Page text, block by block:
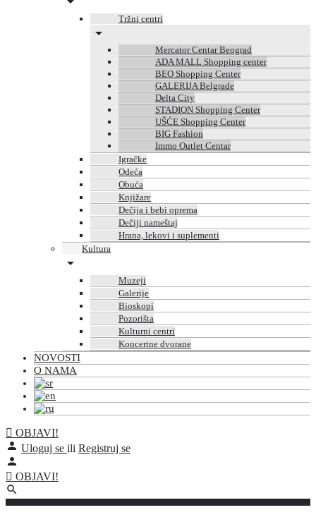
Tržni centri
Mercator Centar Beograd
ADA MALL Shopping center
BEO Shopping Center
GALERIJA Belgrade
Delta City
STADION Shopping Center
UŠĆE Shopping Center
BIG Fashion
Immo Outlet Centar
Igračke
Odeća
Obuća
Knjižare
Dečija i bebi oprema
Dečiji nameštaj
Hrana, lekovi i suplementi
Kultura
Muzeji
Galerije
Bioskopi
Pozorišta
Kulturni centri
Koncertne dvorane
NOVOSTI
O NAMA
OBJAVI!
Uloguj se ili Registruj se
OBJAVI!